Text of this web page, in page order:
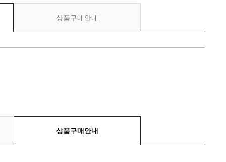
상품구매안내
상품구매안내